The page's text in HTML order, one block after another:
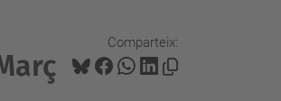
Comparteix: